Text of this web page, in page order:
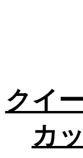
クイ
カ